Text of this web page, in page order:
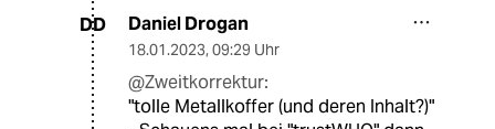
DD Daniel Drogan
18.01.2023, 09:29 Uhr
@Zweitkorrektur:
"tolle Metallkoffer (und deren Inhalt?)"